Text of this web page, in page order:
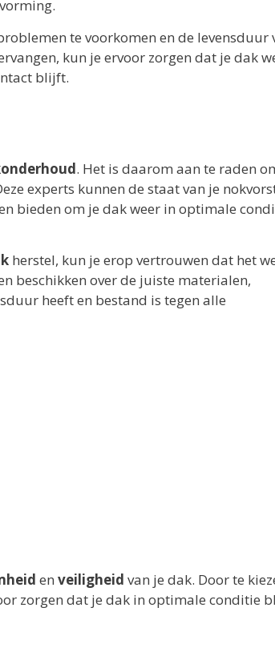
te voorkomen en de levensduur
kun je ervoor zorgen dat je dak
blijft.
. Het is daarom aan te raden
experts kunnen de staat van je
bieden om je dak weer in optimale
herstel, kun je erop vertrouwen dat het
beschikken over de juiste materialen,
heeft en bestand is tegen alle
en veiligheid van je dak. Door te
zorgen dat je dak in optimale conditie